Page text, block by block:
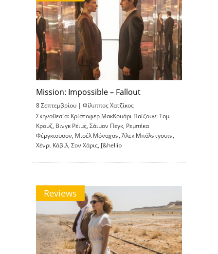
Mission: Impossible – Fallout
8 Σεπτεμβρίου | Φίλιππος Χατζίκος
Σκηνοθεσία: Κρίστοφερ ΜακΚουάρι Παίζουν: Τομ
Κρουζ, Βινγκ Ρέιμς, Σάιμον Πεγκ, Ρεμπέκα
Φέργκιουσον, Μισέλ Μόναχαν, Άλεκ Μπόλντγουιν,
Χένρι Κάβιλ, Σον Χάρις, [&hellip
Reviews